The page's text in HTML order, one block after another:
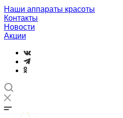
Наши аппараты красоты
Контакты
Новости
Акции